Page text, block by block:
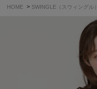
HOME > SWINGLE（スウィングル）